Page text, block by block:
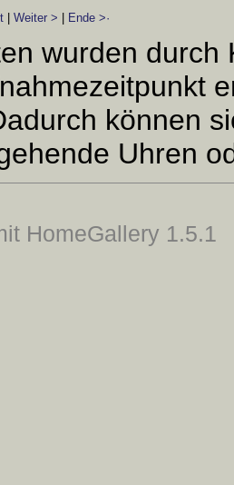
Weiter > Ende >·
wurden
können
Uhren
HomeGallery 1.5.1